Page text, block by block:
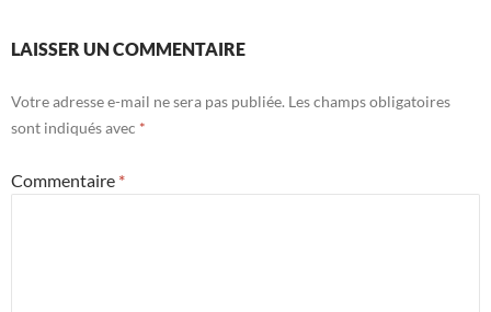
LAISSER UN COMMENTAIRE
Votre adresse e-mail ne sera pas publiée. Les champs obligatoires
sont indiqués avec *
Commentaire *